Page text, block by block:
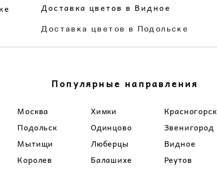
Доставка цветов в Видное
Доставка цветов в Подольске
Популярные направления
Москва
Подольск
Мытищи
Королев
Химки
Одинцово
Люберцы
Балашихе
Красногорск
Звенигород
Видное
Реутов